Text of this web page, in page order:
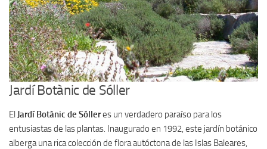
Jardí Botànic de Sóller
El Jardí Botànic de Sólleres un verdadero paraíso para los
entusiastas de las plantas. Inaugurado en 1992, este jardín botánico
alberga una rica colección de flora autóctona de las Islas Baleares,